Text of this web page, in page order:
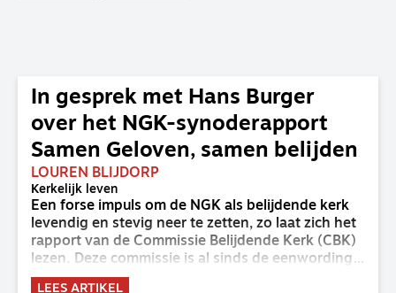
In gesprek met Hans Burger
over het NGK-synoderapport
Samen Geloven, samen belijden
LOUREN BLIJDORP
Kerkelijk leven
Een forse impuls om de NGK als belijdende kerk
levendig en stevig neer te zetten, zo laat zich het
rapport van de Commissie Belijdende Kerk (CBK)
lezen. Deze commissie is al sinds de eenwording
van de GKv en NGK actief en kreeg van de
LEES ARTIKEL